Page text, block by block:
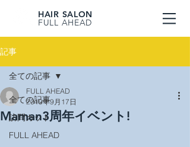
HAIR SALON
FULL AHEAD
記事
全ての記事
訪問カット
FULL AHEAD
全ての記事
Maman3周年イベント!
FULL AHEAD
2019年9月17日